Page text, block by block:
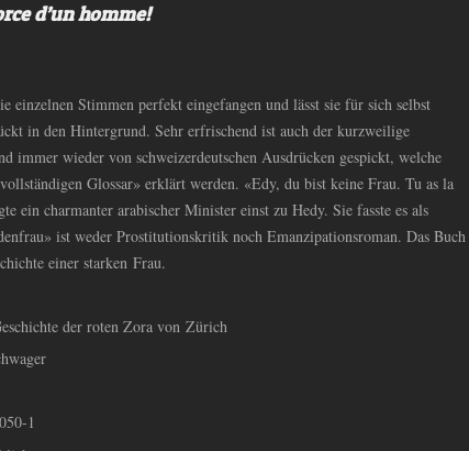
d’un homme!
einzelnen Stimmen perfekt eingefangen und lässt sie für sich selbst
in den Hintergrund. Sehr erfrischend ist auch der kurzweilige
immer wieder von schweizerdeutschen Ausdrücken gespickt, welche
Glossar» erklärt werden. «Edy, du bist keine Frau. Tu as la
ein charmanter arabischer Minister einst zu Hedy. Sie fasste es als
ist weder Prostitutionskritik noch Emanzipationsroman. Das Buch
einer starken Frau.
der roten Zora von Zürich
1